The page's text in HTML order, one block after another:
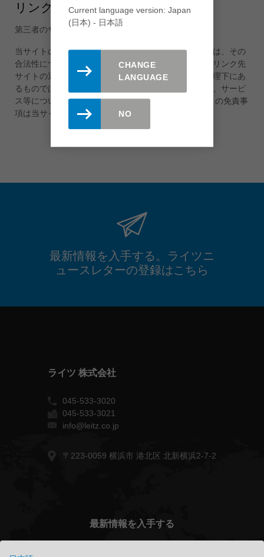
リンクに関する免責事項
第三者のサイトに関する重要な注意事項：
当サイトのリンク先において掲載される内容については、その
合法性について調査、確認の上掲載しておりますが、リンク先
サイトの運営者の責任で管理されるもので、当社の管理下にあ
るものではありません。 故にリンク先サイトの内容、サービ
ス等について当サイトは一切の責任を負いません。 この免責事
項は当サイト内のすべてのリンクに適用されます。
最新情報を入手する。ライツニ
ュースレターの登録はこちら
ライツ 株式会社
045-533-3020
045-533-3021
info@leitz.co.jp
〒223-0059 横浜市 港北区 北新横浜2-7-2
最新情報を入手する
Current language version: Japan
(日本) - 日本語
CHANGE
LANGUAGE
NO